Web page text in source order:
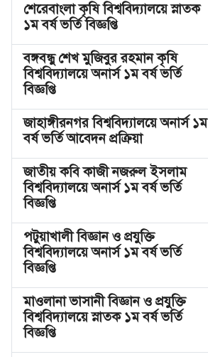
শেরেবাংলা কৃষি বিশ্ববিদ্যালয়ে স্নাতক
১ম বর্ষ ভর্তি বিজ্ঞপ্তি
বঙ্গবন্ধু শেখ মুজিবুর রহমান কৃষি
বিশ্ববিদ্যালয়ে অনার্স ১ম বর্ষ ভর্তি
বিজ্ঞপ্তি
জাহাঙ্গীরনগর বিশ্ববিদ্যালয়ে অনার্স ১ম
বর্ষ ভর্তি আবেদন প্রক্রিয়া
জাতীয় কবি কাজী নজরুল ইসলাম
বিশ্ববিদ্যালয়ে অনার্স ১ম বর্ষ ভর্তি
বিজ্ঞপ্তি
পটুয়াখালী বিজ্ঞান ও প্রযুক্তি
বিশ্ববিদ্যালয়ে অনার্স ১ম বর্ষ ভর্তি
বিজ্ঞপ্তি
মাওলানা ভাসানী বিজ্ঞান ও প্রযুক্তি
বিশ্ববিদ্যালয়ে স্নাতক ১ম বর্ষ ভর্তি
বিজ্ঞপ্তি